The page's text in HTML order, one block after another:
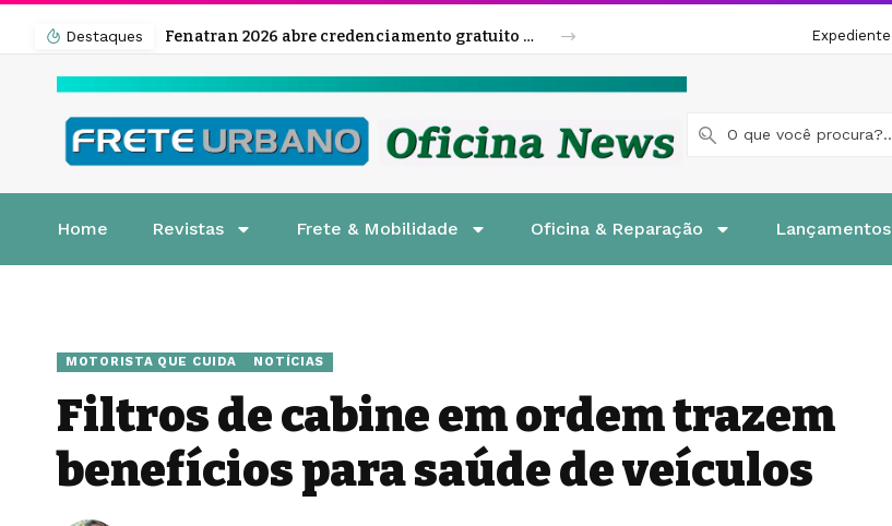
Destaques Fenatran 2026 abre credenciamento gratuito para visitantes Expediente
Home Revistas Frete & Mobilidade Oficina & Reparação Lançamentos
MOTORISTA QUE CUIDA NOTÍCIAS
Filtros de cabine em ordem trazem
benefícios para saúde de veículos